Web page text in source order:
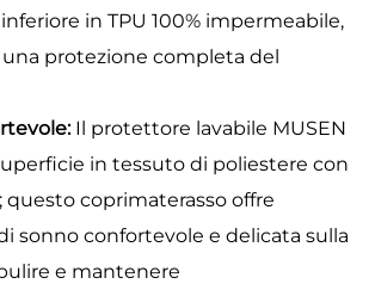
in TPU 100% impermeabile,
protezione completa del
Il protettore lavabile MUSEN
in tessuto di poliestere con
questo coprimaterasso offre
sonno confortevole e delicata sulla
e mantenere